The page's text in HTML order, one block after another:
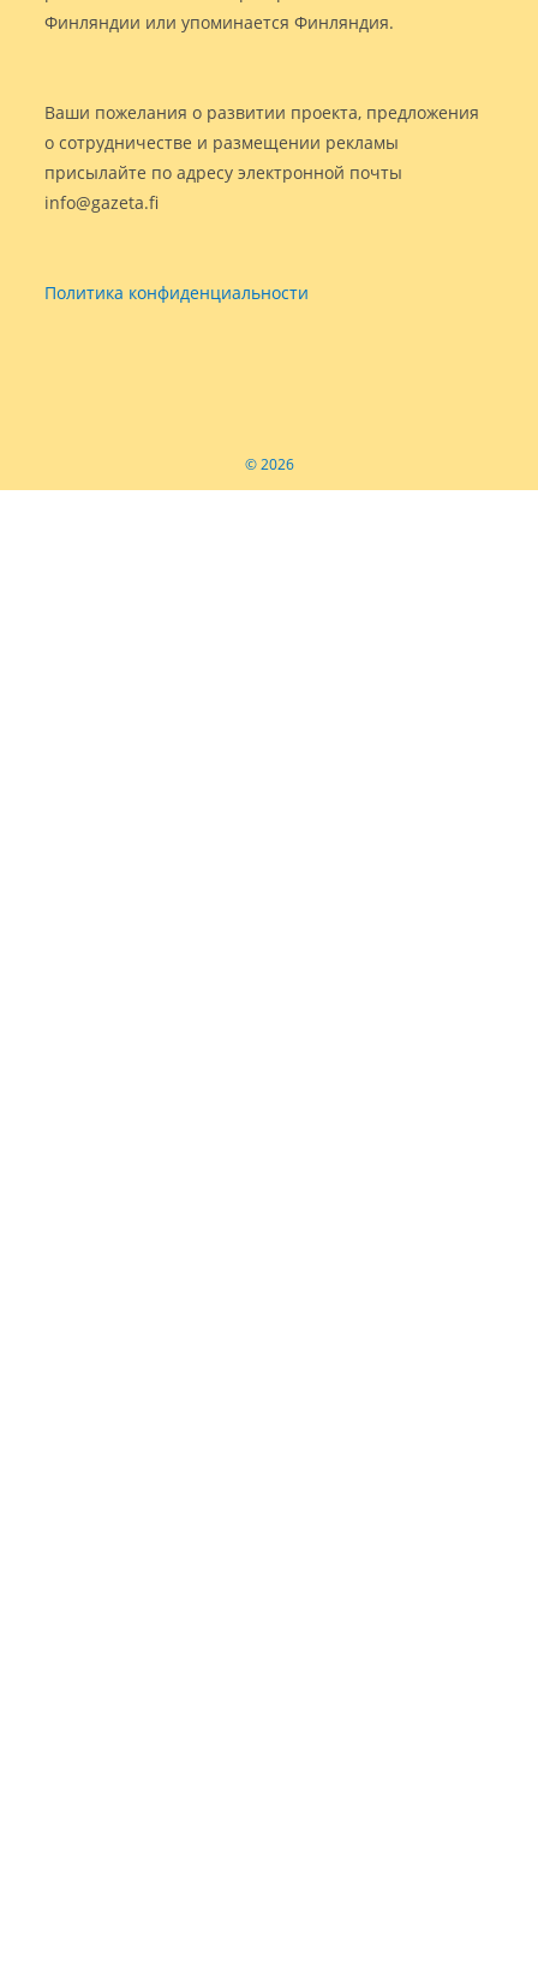
Финляндии или упоминается Финляндия.
Ваши пожелания о развитии проекта, предложения
о сотрудничестве и размещении рекламы
присылайте по адресу электронной почты
info@gazeta.fi
Политика конфиденциальности
© 2026